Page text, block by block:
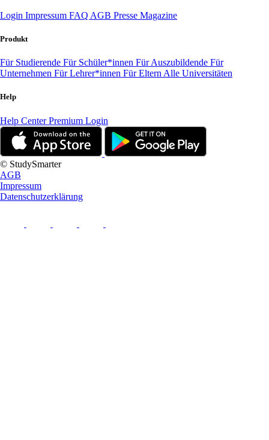
Login Impressum FAQ AGB Presse Magazine
Produkt
Für Studierende Für Schüler*innen Für Auszubildende Für
Unternehmen Für Lehrer*innen Für Eltern Alle Universitäten
Help
Help CenterPremium Login
© StudySmarter
AGB
Impressum
Datenschutzerklärung